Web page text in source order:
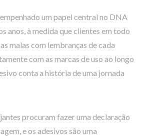
um papel central no DNA
anos, à medida que clientes em todo
malas com lembranças de cada
com as marcas de uso ao longo
conta a história de uma jornada
procuram fazer uma declaração
e os adesivos são uma